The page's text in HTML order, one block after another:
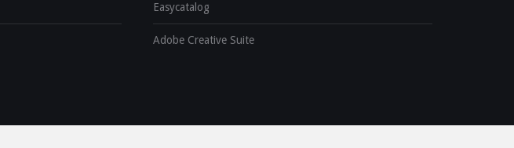
Easycatalog
Adobe Creative Suite